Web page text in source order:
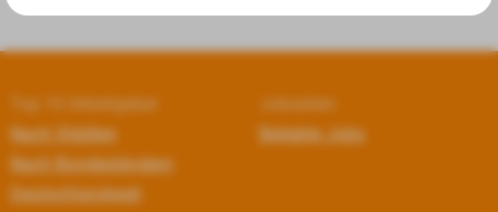
Top 10 Arbeitgeber
Nach Städten
Nach Bundesländern
Deutschlandweit
Jobseiten
Beliebte Jobs